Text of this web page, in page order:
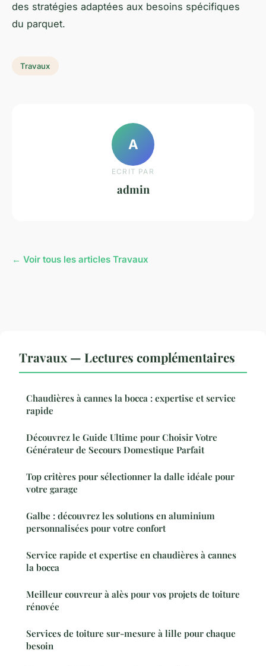
des stratégies adaptées aux besoins spécifiques
du parquet.
Travaux
A
ECRIT PAR
admin
← Voir tous les articles Travaux
Travaux — Lectures complémentaires
Chaudières à cannes la bocca : expertise et service
rapide
Découvrez le Guide Ultime pour Choisir Votre
Générateur de Secours Domestique Parfait
Top critères pour sélectionner la dalle idéale pour
votre garage
Galbe : découvrez les solutions en aluminium
personnalisées pour votre confort
Service rapide et expertise en chaudières à cannes
la bocca
Meilleur couvreur à alès pour vos projets de toiture
rénovée
Services de toiture sur-mesure à lille pour chaque
besoin